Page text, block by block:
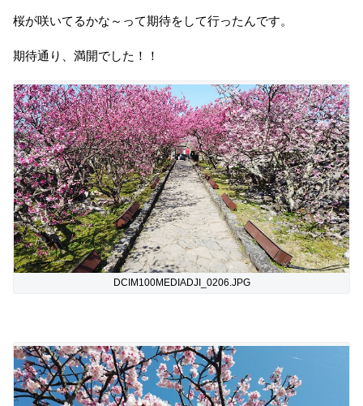
桜が咲いてるかな～って期待をして行ったんです。
期待通り、満開でした！！
DCIM100MEDIADJI_0206.JPG